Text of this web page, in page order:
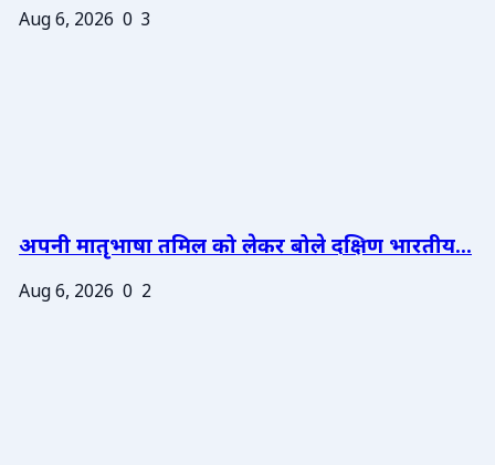
Aug 6, 2026 0 3
अपनी मातृभाषा तमिल को लेकर बोले दक्षिण भारतीय...
Aug 6, 2026 0 2